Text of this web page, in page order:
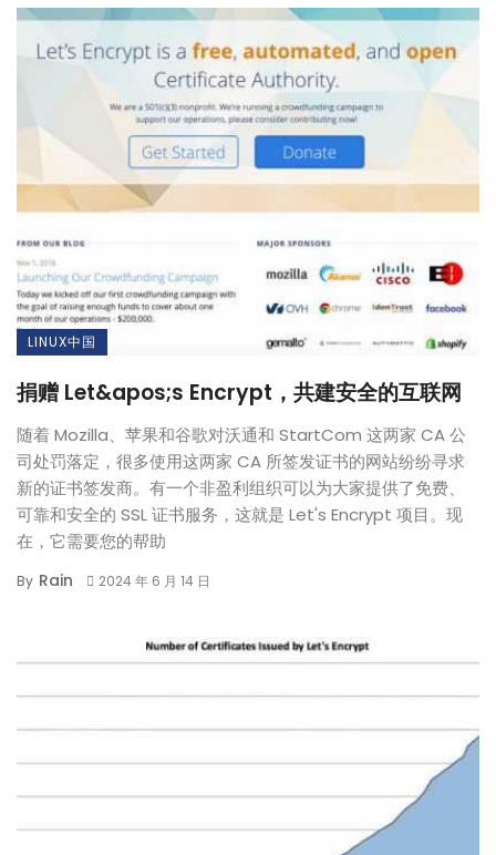
LINUX中国
捐赠 Let&apos;s Encrypt，共建安全的互联网
随着 Mozilla、苹果和谷歌对沃通和 StartCom 这两家 CA 公
司处罚落定，很多使用这两家 CA 所签发证书的网站纷纷寻求
新的证书签发商。有一个非盈利组织可以为大家提供了免费、
可靠和安全的 SSL 证书服务，这就是 Let's Encrypt 项目。现
在，它需要您的帮助
By Rain 2024 年 6 月 14 日